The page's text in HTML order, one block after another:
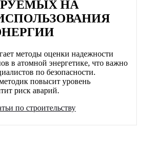
НА
методы оценки надежности
в атомной энергетике, что важно
по безопасности.
повысит уровень
риск аварий.
по строительству